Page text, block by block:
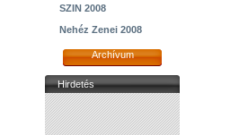
SZIN 2008
Nehéz Zenei 2008
Archívum
Hirdetés